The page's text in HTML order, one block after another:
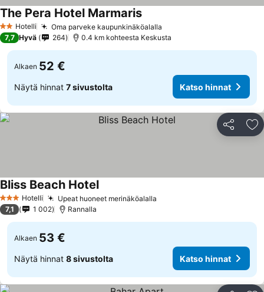
2 Tähtiluokitus
Hotelli Oma parveke kaupunkinäköalalla
The Pera Hotel Marmaris
7,7 Hyvä 264 0.4 km kohteesta Keskusta
Alkaen 52 €
Näytä hinnat 7 sivustolta Katso hinnat
Jaa
3 Tähtiluokitus
Hotelli Upeat huoneet merinäköalalla
Bliss Beach Hotel
7,1 1 002 Rannalla
Alkaen 53 €
Näytä hinnat 8 sivustolta Katso hinnat